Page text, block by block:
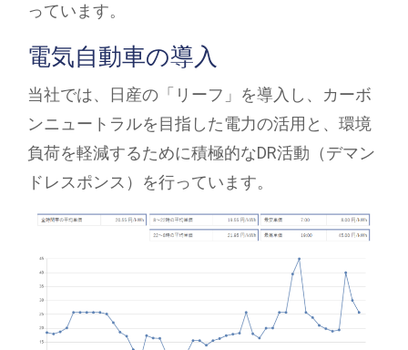
っています。
電気自動車の導入
当社では、日産の「リーフ」を導入し、カーボ
ンニュートラルを目指した電力の活用と、環境
負荷を軽減するために積極的なDR活動（デマン
ドレスポンス）を行っています。